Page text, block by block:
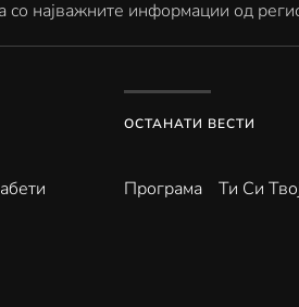
најважните информации од
ОСТАНАТИ ВЕСТИ
Програма Ти Си